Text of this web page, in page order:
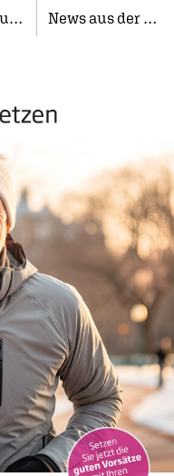
030 | Januar 2024 News aus der Branche